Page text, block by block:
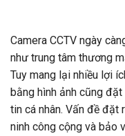
Camera CCTV ngày
như trung tâm thương
Tuy mang lại nhiều lợi
bằng hình ảnh cũng
tin cá nhân. Vấn đề đặt
ninh công cộng và bảo